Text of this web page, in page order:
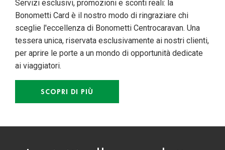
Servizi esclusivi, promozioni e sconti reali: la
Bonometti Card è il nostro modo di ringraziare chi
sceglie l'eccellenza di Bonometti Centrocaravan. Una
tessera unica, riservata esclusivamente ai nostri clienti,
per aprire le porte a un mondo di opportunità dedicate
ai viaggiatori.
SCOPRI DI PIÙ